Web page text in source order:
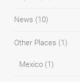
News (10)
Other Places (1)
Mexico (1)